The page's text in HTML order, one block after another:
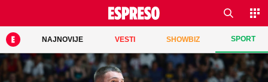
NAJNOVIJE VESTI SHOWBIZ SPORT